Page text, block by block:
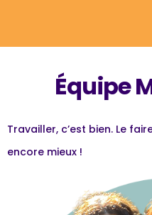
Équipe
Travailler, c’est bien. Le
encore mieux !